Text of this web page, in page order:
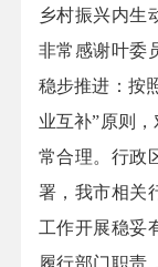
乡村振兴内生
非常感谢叶委
稳步推进：按
业互补”原则
常合理。行政
署，我市相关
工作开展稳妥